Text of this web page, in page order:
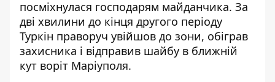
посміхнулася господарям майданчика. За
дві хвилини до кінця другого періоду
Туркін праворуч увійшов до зони, обіграв
захисника і відправив шайбу в ближній
кут воріт Маріуполя.